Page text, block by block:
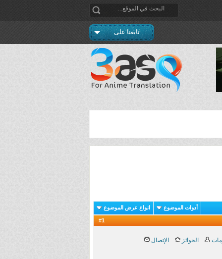
تابعنا على
أدوات الموضوع انواع عرض الموضوع
1
الجوائز الإتصال